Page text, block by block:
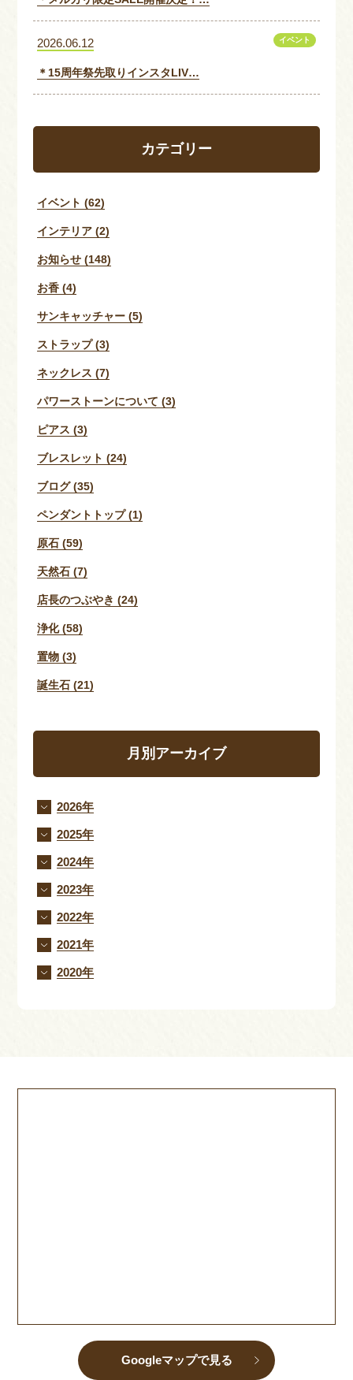
2026.06.12 イベント
＊15周年祭先取りインスタLIV…
カテゴリー
イベント (62)
インテリア (2)
お知らせ (148)
お香 (4)
サンキャッチャー (5)
ストラップ (3)
ネックレス (7)
パワーストーンについて (3)
ピアス (3)
ブレスレット (24)
ブログ (35)
ペンダントトップ (1)
原石 (59)
天然石 (7)
店長のつぶやき (24)
浄化 (58)
置物 (3)
誕生石 (21)
月別アーカイブ
2026年
2025年
2024年
2023年
2022年
2021年
2020年
Googleマップで見る